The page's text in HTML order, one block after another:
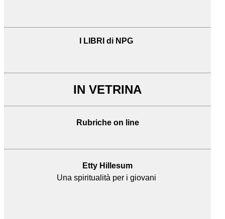
I LIBRI di NPG
IN VETRINA
Rubriche on line
Etty Hillesum
Una spiritualità per i giovani